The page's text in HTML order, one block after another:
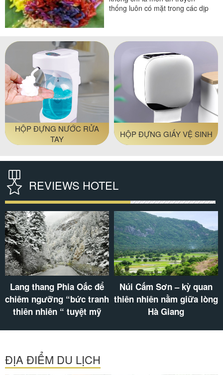
thống luôn có mặt trong các dịp
MÁY SẤY TÓC KHĂN KHÁCH SẠN
REVIEWS HOTEL
Thác Thủy Tiên Vẻ Đẹp
Thơ Mộng Giữa Đại Ngàn
Xanh Thẳm
Hang Tiên SaPa – hành
trình khám phá vẻ đẹp
của tạo hóa
ĐỊA ĐIỂM DU LỊCH